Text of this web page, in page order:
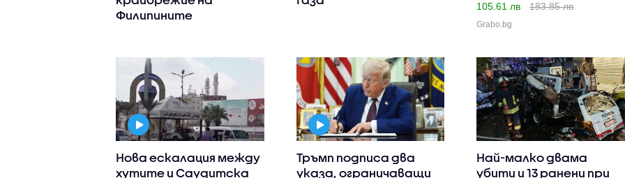
Филипините
105.61 лв
183.85 лв
Grabo.bg
Нова ескалация между
хутите и Саудитска
Тръмп подписа два
указа, ограничаващи
Най-малко двама
убити и 13 ранени при